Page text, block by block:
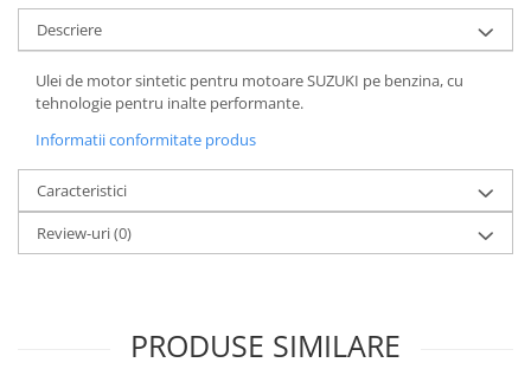
Descriere
Ulei de motor sintetic pentru motoare SUZUKI pe benzina, cu
tehnologie pentru inalte performante.
Informatii conformitate produs
Caracteristici
Review-uri(0)
PRODUSE SIMILARE